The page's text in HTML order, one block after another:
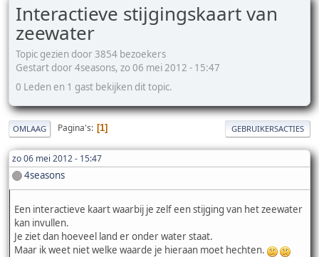
Interactieve stijgingskaart van
zeewater
Topic gezien door 3854 bezoekers
Gestart door 4seasons, zo 06 mei 2012 - 15:47
0 Leden en 1 gast bekijken dit topic.
OMLAAG Pagina's 1 GEBRUIKERSACTIES
zo 06 mei 2012 - 15:47
4seasons
Een interactieve kaart waarbij je zelf een stijging van het zeewater
kan invullen.
Je ziet dan hoeveel land er onder water staat.
Maar ik weet niet welke waarde je hieraan moet hechten.